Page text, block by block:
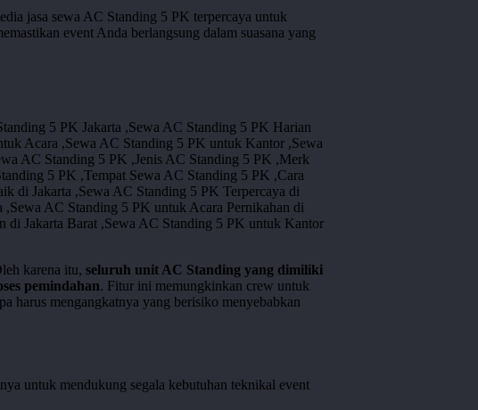
jasa sewa AC Standing 5 PK terpercaya untuk
event Anda berlangsung dalam suasana yang
karena itu, seluruh unit AC Standing yang dimiliki
pemindahan. Fitur ini memungkinkan crew untuk
harus mengangkatnya yang berisiko menyebabkan
untuk mendukung segala kebutuhan teknikal event